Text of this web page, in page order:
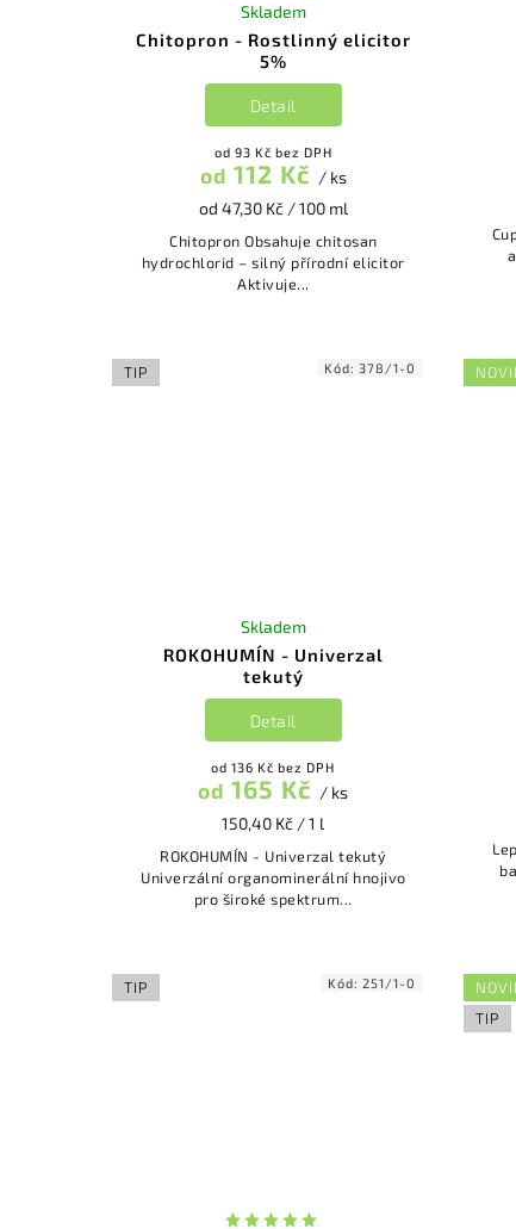
Chitopron - Rostlinný elicitor
5%
Skladem
od 93 Kč bez DPH
od 112 Kč / ks
od 47,30 Kč / 100 ml
Detail
Chitopron Obsahuje chitosan
hydrochlorid – silný přírodní elicitor
Aktivuje...
TIP
ROKOHUMÍN - Univerzal
tekutý
Skladem
od 136 Kč bez DPH
od 165 Kč / ks
150,40 Kč / 1 l
Detail
ROKOHUMÍN - Univerzal tekutý
Univerzální organominerální hnojivo
pro široké spektrum...
Kód:378/1-0
TIP Kód:251/1-0
TIP